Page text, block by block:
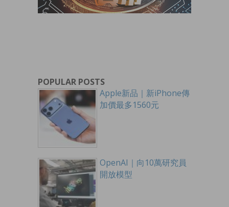
POPULAR POSTS
Apple新品｜新iPhone傳
加價最多1560元
OpenAI｜向10萬研究員
開放模型